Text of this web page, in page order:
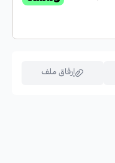
إرفاق ملف